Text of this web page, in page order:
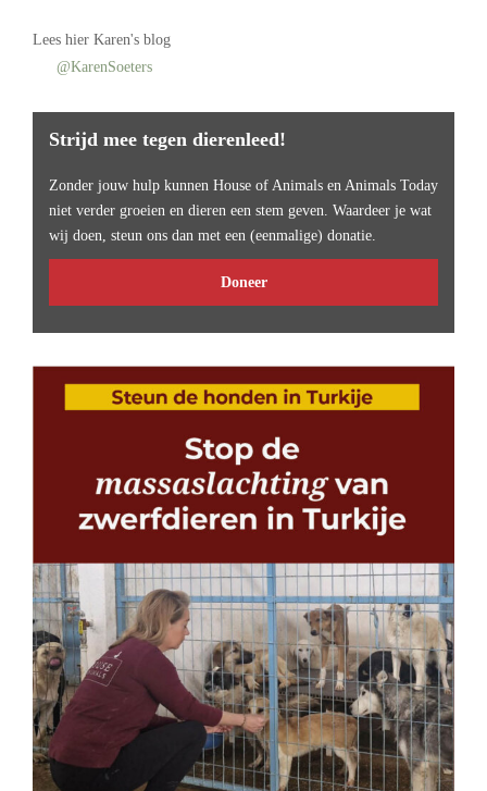
Lees hier Karen's blog
@KarenSoeters
Strijd mee tegen dierenleed!
Zonder jouw hulp kunnen House of Animals en Animals Today
niet verder groeien en dieren een stem geven. Waardeer je wat
wij doen, steun ons dan met een (eenmalige) donatie.
Doneer